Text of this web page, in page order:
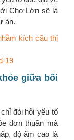
Chợ Lớn sẽ là
án.
kích cầu thị
19
giữa bối
đòi hỏi yếu tố
đơn thuần mà
độ ẩm cao là